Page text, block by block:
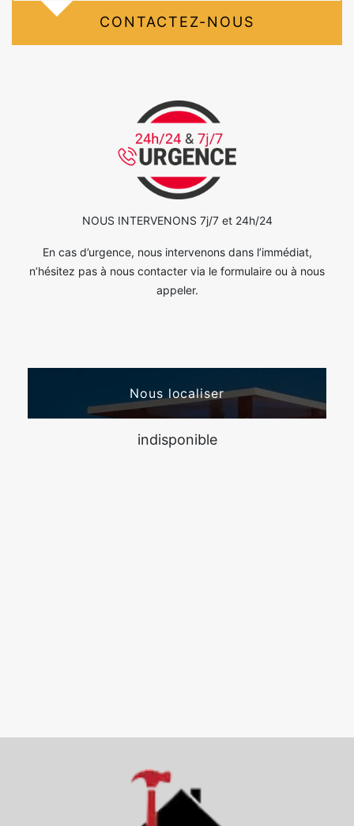
CONTACTEZ-NOUS
NOUS INTERVENONS 7j/7 et 24h/24
En cas d’urgence, nous intervenons dans l’immédiat,
n’hésitez pas à nous contacter via le formulaire ou à nous
appeler.
Nous localiser
indisponible